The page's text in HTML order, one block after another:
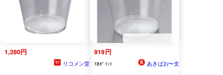
1,280円
リコメン堂
919円
18ﾎﾟｲﾝﾄ あきばお〜支